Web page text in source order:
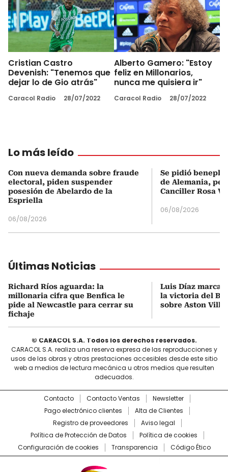
Cristian Castro
Devenish: "Tenemos que
dejar lo de Gio atrás"
Caracol Radio 28/07/2022
Alberto Gamero: "Estoy
feliz en Millonarios,
nunca me quisiera ir"
Caracol Radio 28/07/2022
Lo más leído
Con nueva demanda sobre fraude
electoral, piden suspender
posesión de Abelardo de la
Espriella
06/08/2026
Se pidió
de Alemania,
Canciller Rosa
06/08/2026
Últimas Noticias
Richard Ríos aguarda: la
millonaria cifra que Benfica le
pide al Newcastle para cerrar su
fichaje
Luis Díaz marca
la victoria del
sobre Aston
© CARACOL S.A. Todos los derechos reservados.
CARACOL S.A. realiza una reserva expresa de las reproducciones y
usos de las obras y otras prestaciones accesibles desde este sitio
web a medios de lectura mecánica u otros medios que resulten
adecuados.
Contacto Contacto Ventas
Newsletter
Pago electrónico clientes
Alta de Clientes
Registro de proveedores
Aviso legal
Política de Protección de Datos
Política de cookies
Configuración de cookies
Transparencia Código Ético